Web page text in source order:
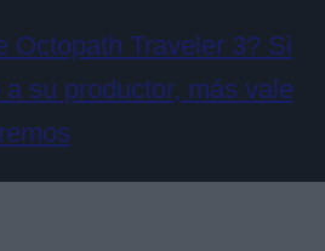
Octopath Traveler 3? Si
su productor, más vale